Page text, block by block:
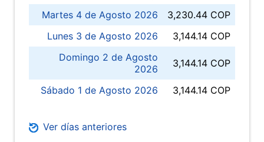
Martes 4 de Agosto 2026
3,230.44 COP
Lunes 3 de Agosto 2026
3,144.14 COP
Domingo 2 de Agosto
2026
3,144.14 COP
Sábado 1 de Agosto 2026 3,144.14 COP
Ver días anteriores